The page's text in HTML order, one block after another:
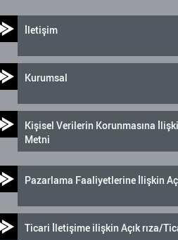
İletişim
Kurumsal
Kişisel Verilerin Korunmasına
Metni
Pazarlama Faaliyetlerine İlişkin
Ticari İletişime ilişkin Açık rıza/